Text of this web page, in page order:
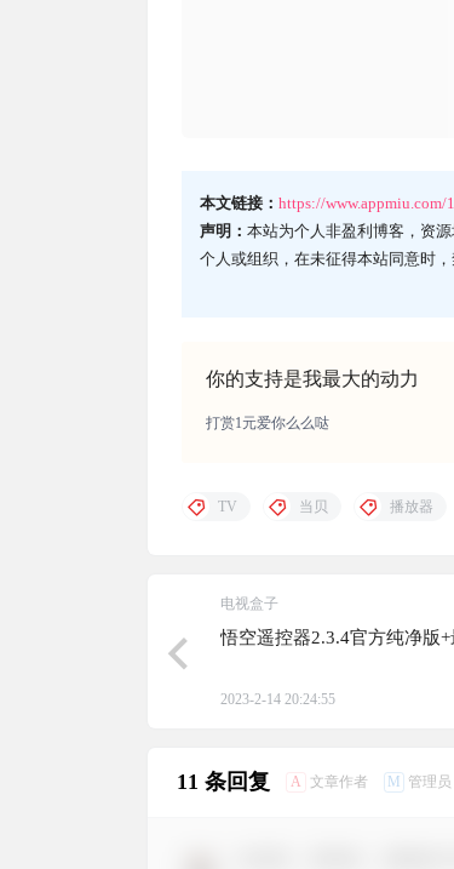
本文链接： https://www.appmiu.com/
声明： 本站为个人非盈利博客，资
个人或组织，在未征得本站同意时
你的支持是我最大的动力
打赏1元爱你么么哒
TV 当贝 播放器
电视盒子
悟空遥控器2.3.4官方纯净版
2023-2-14 20:24:55
11 条回复 A 文章作者 M 管理员